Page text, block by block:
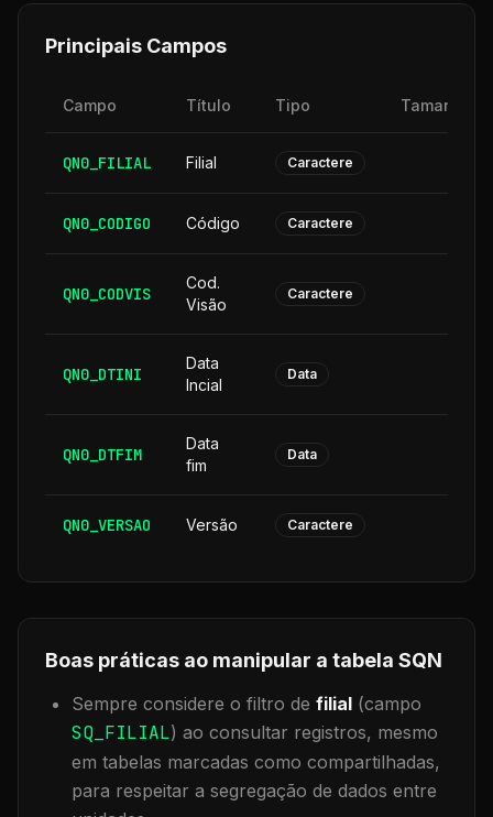
Principais Campos
Campo Título Tipo Tamanho
QN0_FILIAL Filial Caractere
QN0_CODIGO Código Caractere
QN0_CODVIS
Cod.
Visão
Caractere
QN0_DTINI
Data
Incial
Data
QN0_DTFIM
Data
fim
Data
QN0_VERSAO Versão Caractere
Boas práticas ao manipular a tabela SQN
Sempre considere o filtro de filial (campo
SQ_FILIAL) ao consultar registros, mesmo
em tabelas marcadas como compartilhadas,
para respeitar a segregação de dados entre